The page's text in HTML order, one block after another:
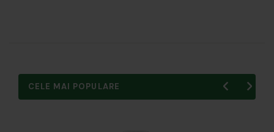
CELE MAI POPULARE